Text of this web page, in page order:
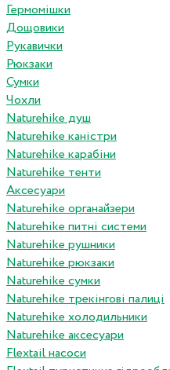
Гермомішки
Дощовики
Рукавички
Рюкзаки
Сумки
Чохли
Naturehike душ
Naturehike каністри
Naturehike карабіни
Naturehike тенти
Аксесуари
Naturehike органайзери
Naturehike питні системи
Naturehike рушники
Naturehike рюкзаки
Naturehike сумки
Naturehike трекінгові палиці
Naturehike холодильники
Naturehike аксесуари
Flextail насоси